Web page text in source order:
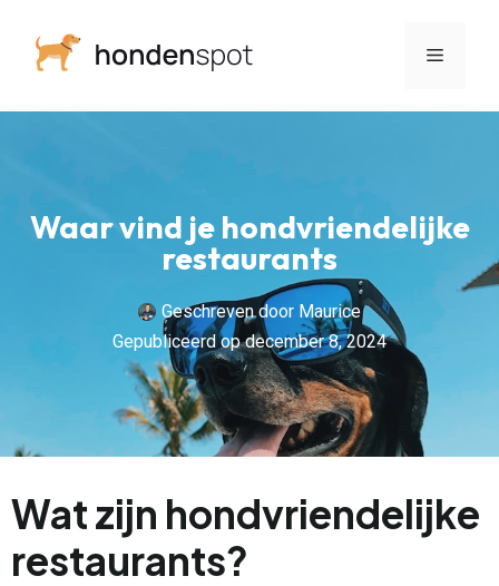
Waar vind je hondvriendelijke
restaurants
Geschreven door Maurice
Gepubliceerd opdecember 8, 2024
Wat zijn hondvriendelijke
restaurants?